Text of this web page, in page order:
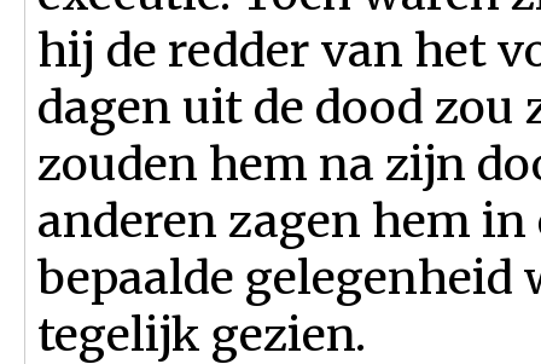
hij de redder van het
dagen uit de dood
zouden hem na zijn
anderen zagen hem
bepaalde
tegelijk gezien.